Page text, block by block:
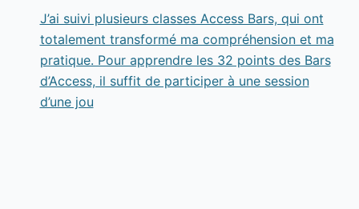
J’ai suivi plusieurs classes Access Bars, qui ont
totalement transformé ma compréhension et ma
pratique. Pour apprendre les 32 points des Bars
d’Access, il suffit de participer à une session
d’une jou